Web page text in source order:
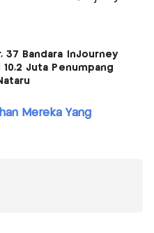
37 Bandara InJourney
Juta Penumpang
Mereka Yang